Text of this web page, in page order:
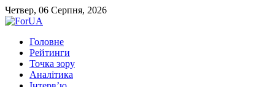
Четвер, 06 Серпня, 2026
Головне
Рейтинги
Точка зору
Аналітика